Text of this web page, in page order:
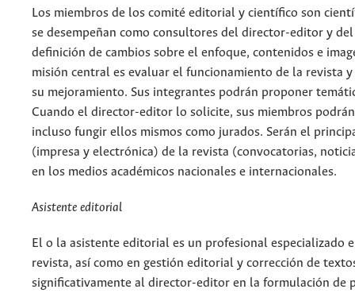
Los miembros de los comité editorial y científico son
se desempeñan como consultores del director-editor y
definición de cambios sobre el enfoque, contenidos e
misión central es evaluar el funcionamiento de la revista
su mejoramiento. Sus integrantes podrán proponer
Cuando el director-editor lo solicite, sus miembros
incluso fungir ellos mismos como jurados. Serán el
(impresa y electrónica) de la revista (convocatorias,
en los medios académicos nacionales e internacionales.
Asistente editorial
El o la asistente editorial es un profesional especializado
revista, así como en gestión editorial y corrección de
significativamente al director-editor en la formulación de